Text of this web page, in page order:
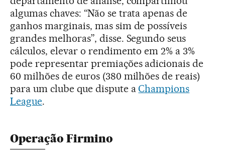
algumas chaves: “Não se trata apenas de
ganhos marginais, mas sim de possíveis
grandes melhoras”, disse. Segundo seus
cálculos, elevar o rendimento em 2% a 3%
pode representar premiações adicionais de
60 milhões de euros (380 milhões de reais)
para um clube que dispute aChampions
League.
Operação Firmino